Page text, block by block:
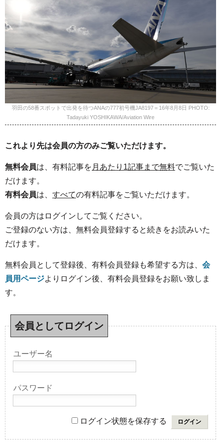
羽田の58番スポットで出発を待つANAの777初号機JA8197＝16年8月8日 PHOTO:
Tadayuki YOSHIKAWA/Aviation Wire
これより先は会員の方のみご覧いただけます。
無料会員は、有料記事を 月あたり1記事まで無料でご覧いた
だけます。
有料会員は、 すべての有料記事をご覧いただけます。
会員の方はログインしてご覧ください。
ご登録のない方は、無料会員登録すると続きをお読みいた
だけます。
無料会員として登録後、有料会員登録も希望する方は、 会
員用ページよりログイン後、有料会員登録をお願い致しま
す。
会員としてログイン
ユーザー名
パスワード
ログイン状態を保存する